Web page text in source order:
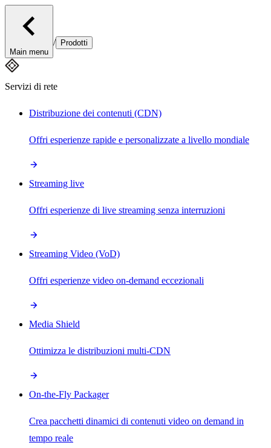
Main menu
/ Prodotti
Servizi di rete
Distribuzione dei contenuti (CDN)
Offri esperienze rapide e personalizzate a livello mondiale
Streaming live
Offri esperienze di live streaming senza interruzioni
Streaming Video (VoD)
Offri esperienze video on-demand eccezionali
Media Shield
Ottimizza le distribuzioni multi-CDN
On-the-Fly Packager
Crea pacchetti dinamici di contenuti video on demand in
tempo reale